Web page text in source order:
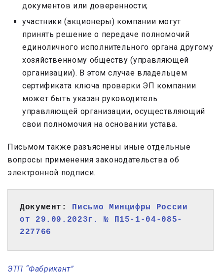
документов или доверенности;
участники (акционеры) компании могут
принять решение о передаче полномочий
единоличного исполнительного органа другому
хозяйственному обществу (управляющей
организации). В этом случае владельцем
сертификата ключа проверки ЭП компании
может быть указан руководитель
управляющей организации, осуществляющий
свои полномочия на основании устава.
Письмом также разъяснены иные отдельные
вопросы применения законодательства об
электронной подписи.
Документ: Письмо Минцифры России
от 29.09.2023г. № П15-1-04-085-
227766
ЭТП “Фабрикант”